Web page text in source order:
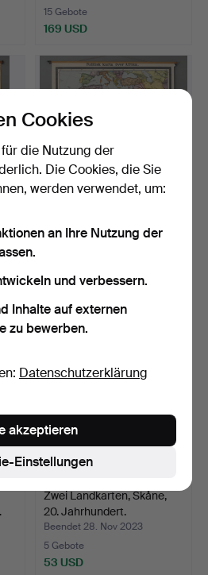
15 Gebote
169 USD
SCHULLANDKARTE, Afrika,
Mitte des 20. Jahr…
21 Gebote
Zwei Landkarten, Skåne,
20. Jahrhundert.
Beendet 28. Nov 2023
5 Gebote
53 USD
Cookies
die Nutzung der
Die Cookies, die Sie
werden verwendet, um:
an Ihre Nutzung der
und verbessern.
Inhalte auf externen
zu bewerben.
Datenschutzerklärung
Einstellungen
akzeptieren